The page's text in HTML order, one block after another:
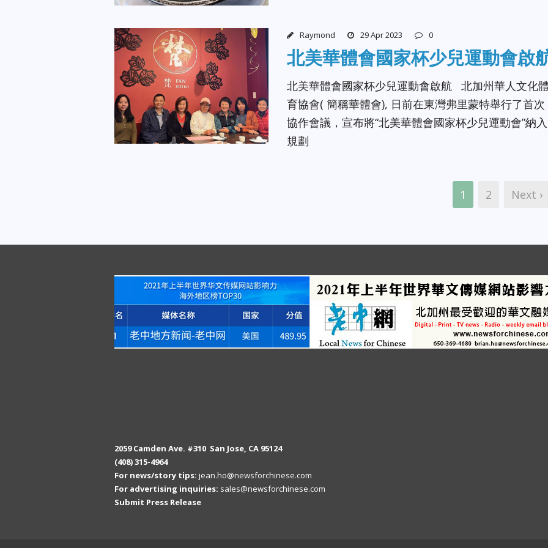
Raymond 29 Apr 2023 0
北美華體會國家杯少兒運動會啟
北美華體會國家杯少兒運動會啟航 北加州華人文化
育協會( 簡稱華體會), 日前在東灣弗里蒙特舉行了首次
協作會議，宣布將“北美華體會國家杯少兒運動會”納入
規劃
1 2 Next ›
2059 Camden Ave. #310 San Jose, CA 95124
(408) 315-4964
For news/story tips: jean.ho@newsforchinese.com
For advertising inquiries: sales@newsforchinese.com
Submit Press Release